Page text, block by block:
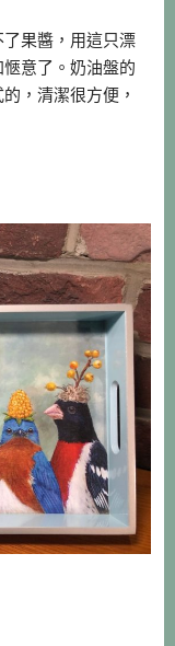
果醬，用這只漂
意了 。奶油盤的
，清潔很方便，